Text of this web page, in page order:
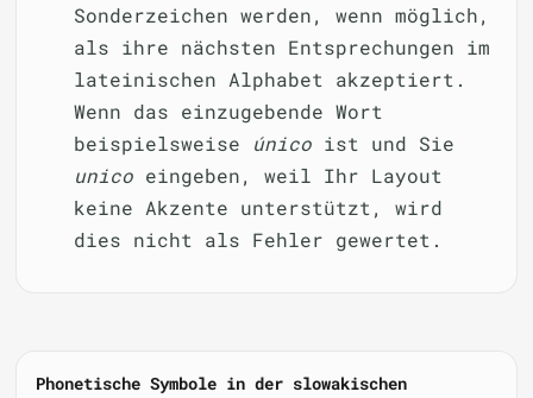
Sonderzeichen werden, wenn möglich,
als ihre nächsten Entsprechungen im
lateinischen Alphabet akzeptiert.
Wenn das einzugebende Wort
beispielsweise único ist und Sie
unico eingeben, weil Ihr Layout
keine Akzente unterstützt, wird
dies nicht als Fehler gewertet.
Phonetische Symbole in der slowakischen